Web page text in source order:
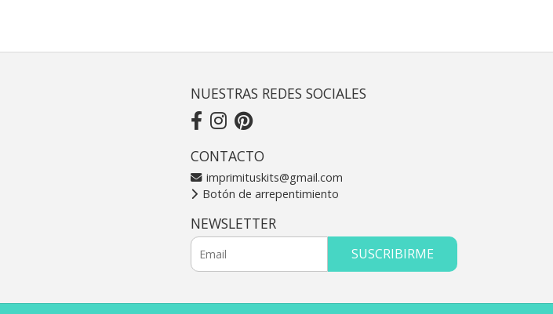
NUESTRAS REDES SOCIALES
CONTACTO
imprimituskits@gmail.com
Botón de arrepentimiento
NEWSLETTER
SUSCRIBIRME